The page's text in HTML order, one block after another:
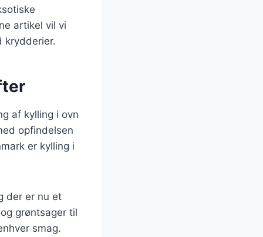
artikel vil vi
krydderier.
af kylling i ovn
opfindelsen
er kylling i
der er nu et
grøntsager til
smag.